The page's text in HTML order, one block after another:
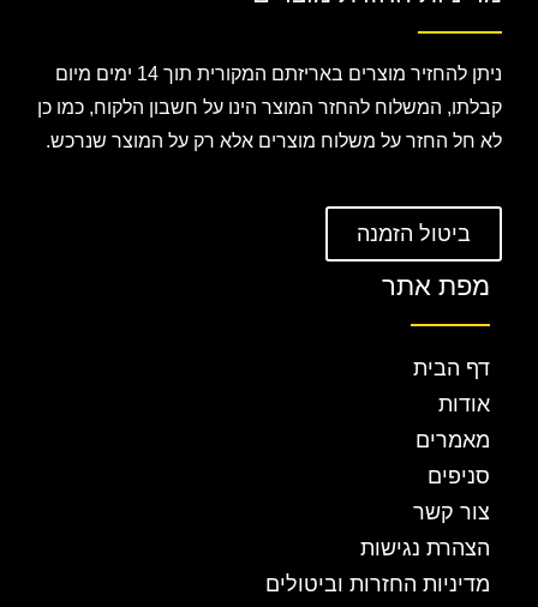
ניתן להחזיר מוצרים באריזתם המקורית תוך 14 ימים מיום
קבלתו, המשלוח להחזר המוצר הינו על חשבון הלקוח, כמו כן
לא חל החזר על משלוח מוצרים אלא רק על המוצר שנרכש.
ביטול הזמנה
מפת אתר
דף הבית
אודות
מאמרים
סניפים
צור קשר
הצהרת נגישות
מדיניות החזרות וביטולים